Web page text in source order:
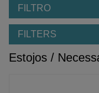
Estojos /
FILTRO
FILTERS